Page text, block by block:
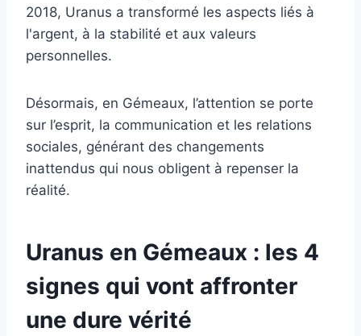
2018, Uranus a transformé les aspects liés à
l'argent, à la stabilité et aux valeurs
personnelles.
Désormais, en Gémeaux, l’attention se porte
sur l’esprit, la communication et les relations
sociales, générant des changements
inattendus qui nous obligent à repenser la
réalité.
Uranus en Gémeaux : les 4
signes qui vont affronter
une dure vérité